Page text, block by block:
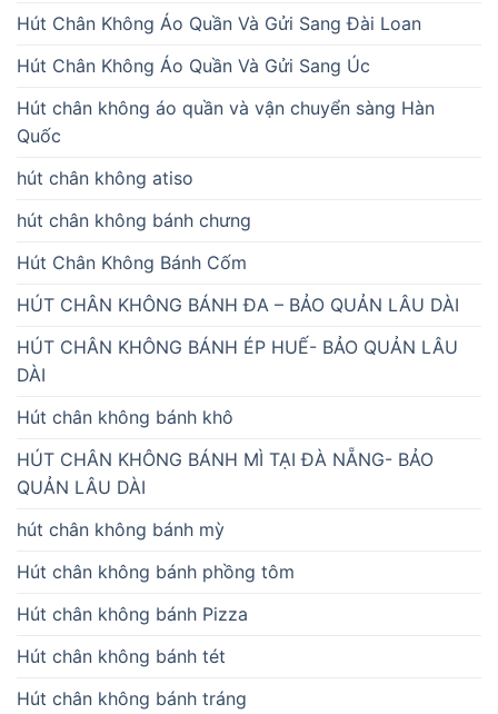
Hút Chân Không Áo Quần Và Gửi Sang Đài Loan
Hút Chân Không Áo Quần Và Gửi Sang Úc
Hút chân không áo quần và vận chuyển sàng Hàn
Quốc
hút chân không atiso
hút chân không bánh chưng
Hút Chân Không Bánh Cốm
HÚT CHÂN KHÔNG BÁNH ĐA – BẢO QUẢN LÂU DÀI
HÚT CHÂN KHÔNG BÁNH ÉP HUẾ- BẢO QUẢN LÂU
DÀI
Hút chân không bánh khô
HÚT CHÂN KHÔNG BÁNH MÌ TẠI ĐÀ NẴNG- BẢO
QUẢN LÂU DÀI
hút chân không bánh mỳ
Hút chân không bánh phồng tôm
Hút chân không bánh Pizza
Hút chân không bánh tét
Hút chân không bánh tráng